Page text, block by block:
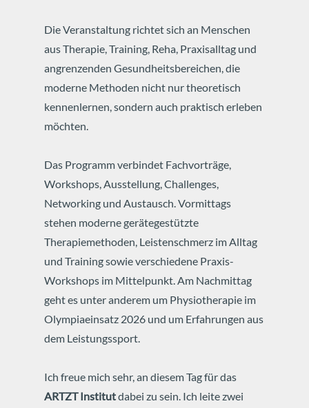
Die Veranstaltung richtet sich an Menschen
aus Therapie, Training, Reha, Praxisalltag und
angrenzenden Gesundheitsbereichen, die
moderne Methoden nicht nur theoretisch
kennenlernen, sondern auch praktisch erleben
möchten.
Das Programm verbindet Fachvorträge,
Workshops, Ausstellung, Challenges,
Networking und Austausch. Vormittags
stehen moderne gerätegestützte
Therapiemethoden, Leistenschmerz im Alltag
und Training sowie verschiedene Praxis-
Workshops im Mittelpunkt. Am Nachmittag
geht es unter anderem um Physiotherapie im
Olympiaeinsatz 2026 und um Erfahrungen aus
dem Leistungssport.
Ich freue mich sehr, an diesem Tag für das
ARTZT Institutdabei zu sein. Ich leite zwei